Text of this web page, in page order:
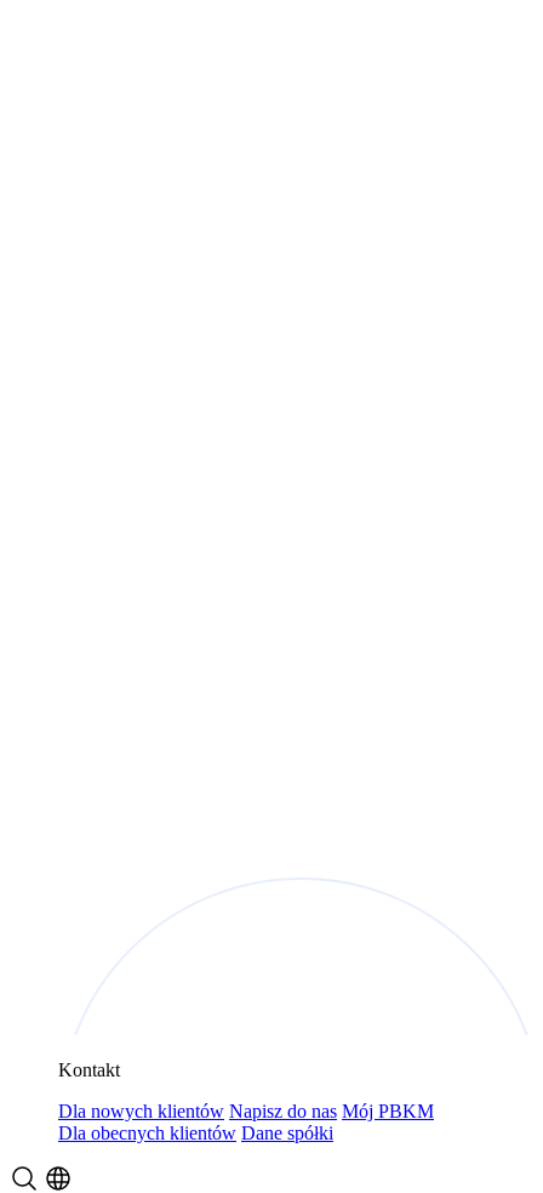
Kontakt
Dla nowych klientów Napisz do nas Mój PBKM
Dla obecnych klientów Dane spółki